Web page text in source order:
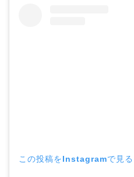
この投稿をInstagramで見る